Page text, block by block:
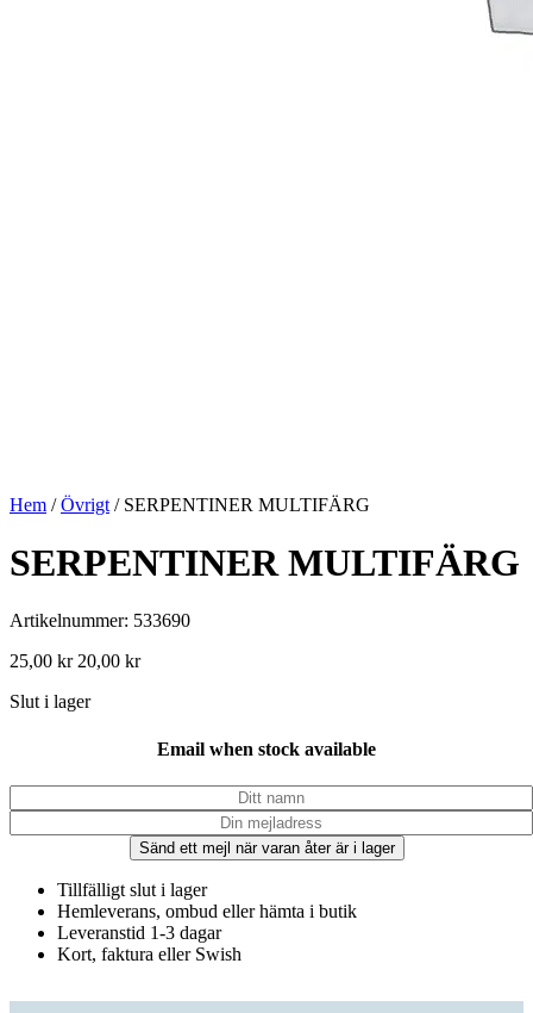
Hem /Övrigt / SERPENTINER MULTIFÄRG
SERPENTINER MULTIFÄRG
Artikelnummer: 533690
25,00 kr 20,00 kr
Slut i lager
Email when stock available
Sänd ett mejl när varan åter är i lager
Tillfälligt slut i lager
Hemleverans, ombud eller hämta i butik
Leveranstid 1-3 dagar
Kort, faktura eller Swish